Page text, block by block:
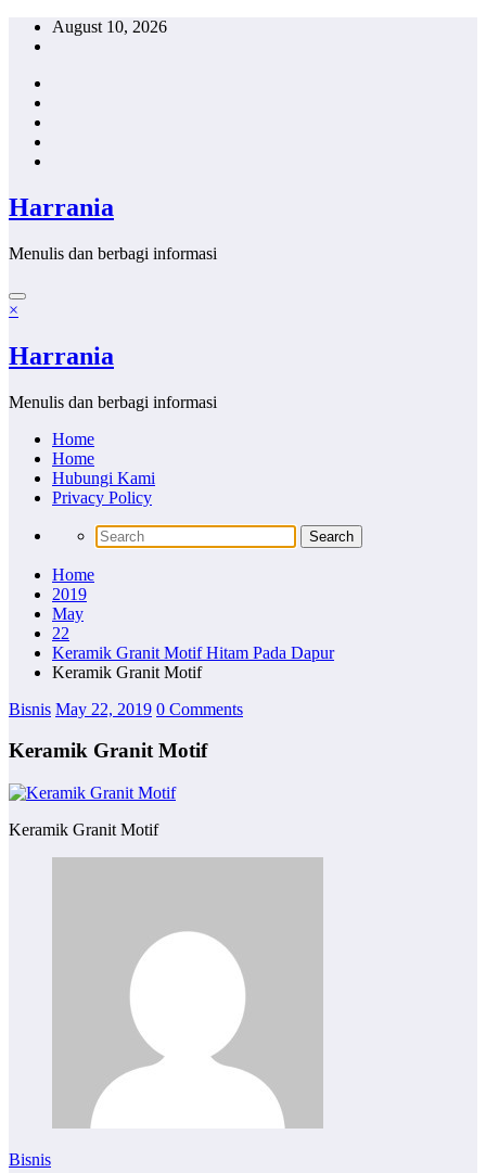
Skip
August 10, 2026
Harrania
Menulis dan berbagi informasi
×
Harrania
Menulis dan berbagi informasi
Home
Home
Hubungi Kami
Privacy Policy
Home
2019
May
22
Keramik Granit Motif Hitam Pada Dapur
Keramik Granit Motif
Bisnis May 22, 2019 0 Comments
Keramik Granit Motif
Keramik Granit Motif
Bisnis